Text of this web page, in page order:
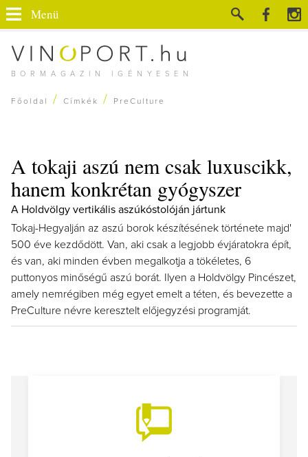
BORMAGAZIN IGÉNYESEN
Menü
Főoldal / Címkék / PreCulture
A tokaji aszú nem csak luxuscikk,
hanem konkrétan gyógyszer
A Holdvölgy vertikális aszúkóstolóján jártunk
Tokaj-Hegyalján az aszú borok készítésének története majd'
500 éve kezdődött. Van, aki csak a legjobb évjáratokra épít,
és van, aki minden évben megalkotja a tökéletes, 6
puttonyos minőségű aszú borát. Ilyen a Holdvölgy Pincészet,
amely nemrégiben még egyet emelt a téten, és bevezette a
PreCulture névre keresztelt előjegyzési programját.